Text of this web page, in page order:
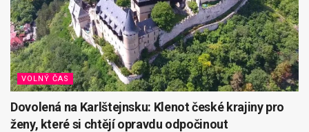
VOLNÝ ČAS
Dovolená na Karlštejnsku: Klenot české krajiny pro
ženy, které si chtějí opravdu odpočinout